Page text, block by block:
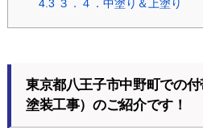
4.3 ３．４．中塗り＆上塗り
東京都八王子市中野町での
塗装工事）のご紹介です！